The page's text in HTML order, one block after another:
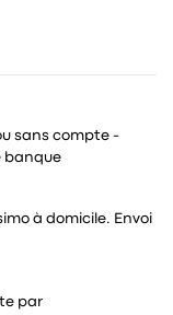
sans compte -
banque
à domicile. Envoi
par